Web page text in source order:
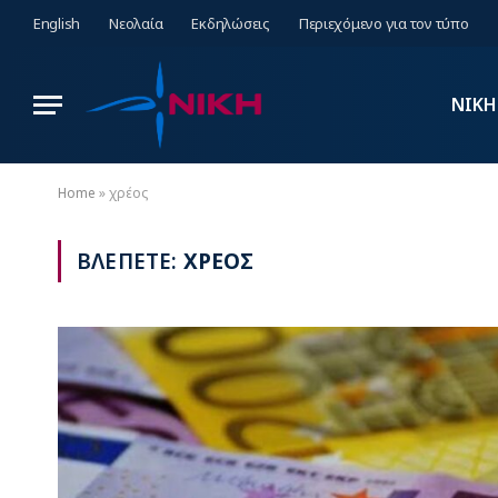
English Νεολαία Εκδηλώσεις Περιεχόμενο για τον τύπο
ΝΙΚΗ
Home »χρέος
ΒΛΕΠΕΤΕ: ΧΡΕΟΣ